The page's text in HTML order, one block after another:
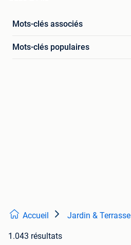
Mots-clés associés
Mots-clés populaires
Accueil Jardin & Terrasse
1.043 résultats